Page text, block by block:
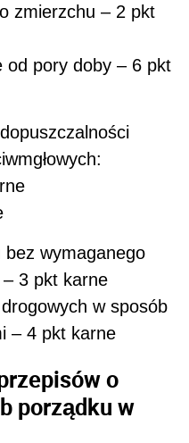
zmierzchu – 2 pkt
od pory doby – 6 pkt
bez wymaganego
3 pkt karne
w sposób
– 4 pkt karne
o
porządku w